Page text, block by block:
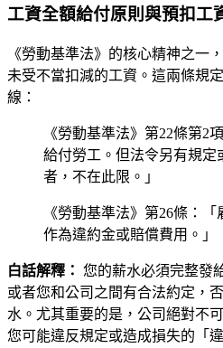
工資全額給付原則與預扣工
《勞動基準法》的核心精神之一
未受不當扣減的工資。這兩條規
線：
《勞動基準法》第22條第2
給付勞工。但法令另有規定
者，不在此限。」
《勞動基準法》第26條：
作為違約金或賠償費用。」
白話解釋： 您的薪水必須完整發
或者您和公司之間有合法約定，
水。尤其重要的是，公司絕對不
您可能違反規定或造成損失的「